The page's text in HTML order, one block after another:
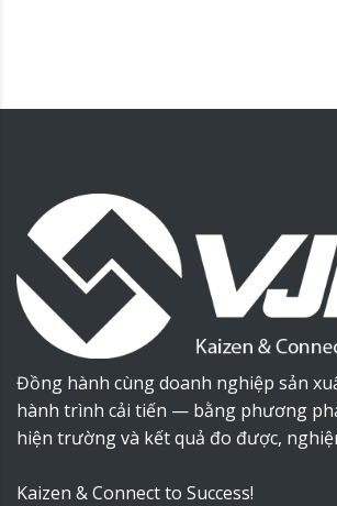
Đồng hành cùng doanh nghiệp sản
hành trình cải tiến — bằng phương
hiện trường và kết quả đo được,
Kaizen & Connect to Success!